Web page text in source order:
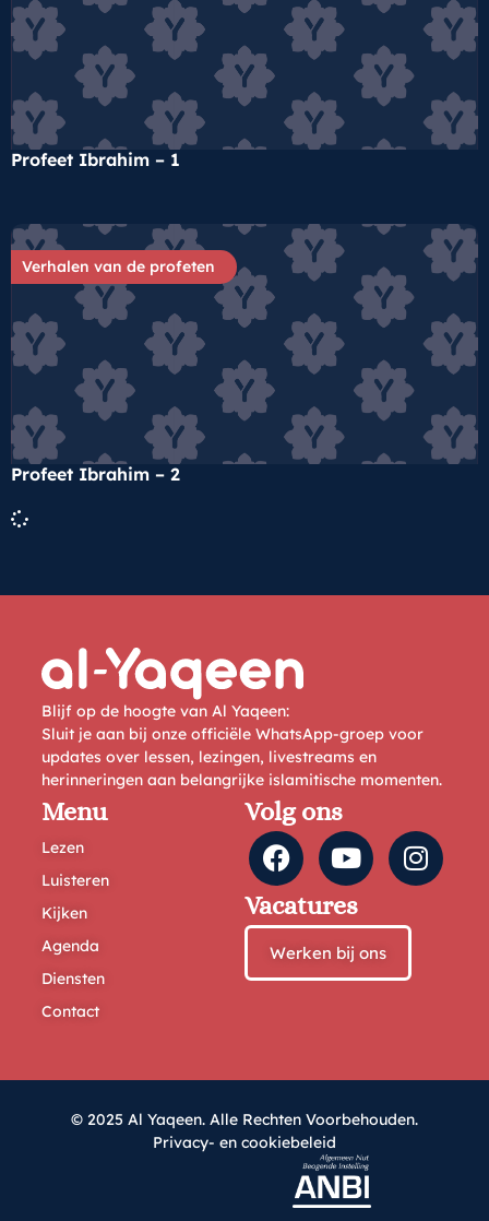
Profeet Ibrahim – 1
Verhalen van de profeten
Profeet Ibrahim – 2
Blijf op de hoogte van Al Yaqeen:
Sluit je aan bij onze officiële WhatsApp-groep voor
updates over lessen, lezingen, livestreams en
herinneringen aan belangrijke islamitische momenten.
Menu
Lezen
Luisteren
Kijken
Agenda
Diensten
Contact
Volg ons
Vacatures
Werken bij ons
© 2025 Al Yaqeen. Alle Rechten Voorbehouden.
Privacy- en cookiebeleid